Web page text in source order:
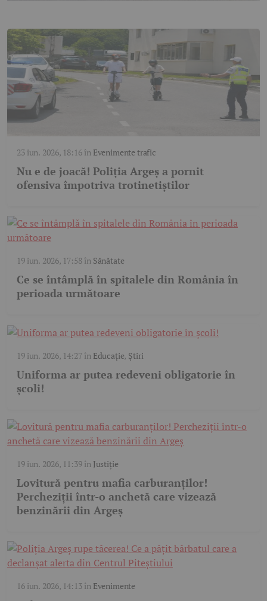
23 iun. 2026, 18:16în Evenimente trafic
Nu e de joacă! Poliția Argeș a pornit
ofensiva împotriva trotinetiștilor
19 iun. 2026, 17:58în Sănătate
Ce se întâmplă în spitalele din România în
perioada următoare
19 iun. 2026, 14:27în Educație, Știri
Uniforma ar putea redeveni obligatorie în
școli!
19 iun. 2026, 11:39în Justiție
Lovitură pentru mafia carburanților!
Percheziții într-o anchetă care vizează
benzinării din Argeș
16 iun. 2026, 14:13în Evenimente